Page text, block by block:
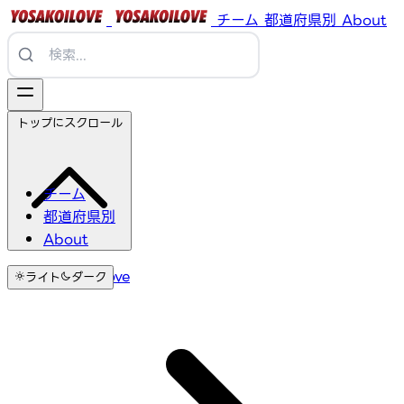
チーム 都道府県別 About
チーム
都道府県別
About
ライト ダーク
トップにスクロール
YosakoiLove